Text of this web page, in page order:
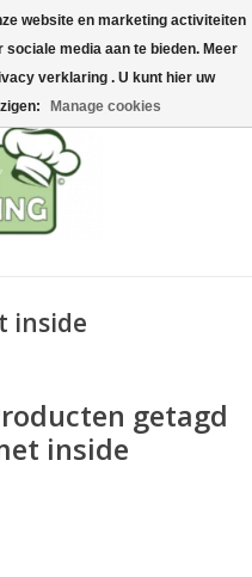
inside
getagd
inside
website en marketing activiteiten
media aan te bieden. Meer
verklaring . U kunt hier uw
Manage cookies